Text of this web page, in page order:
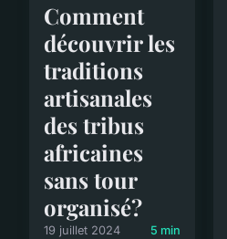
Comment
découvrir les
traditions
artisanales
des tribus
africaines
sans tour
organisé?
19 juillet 2024 5 min